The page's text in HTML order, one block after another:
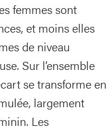
femmes sont
et moins elles
de niveau
Sur l’ensemble
se transforme en
largement
Les